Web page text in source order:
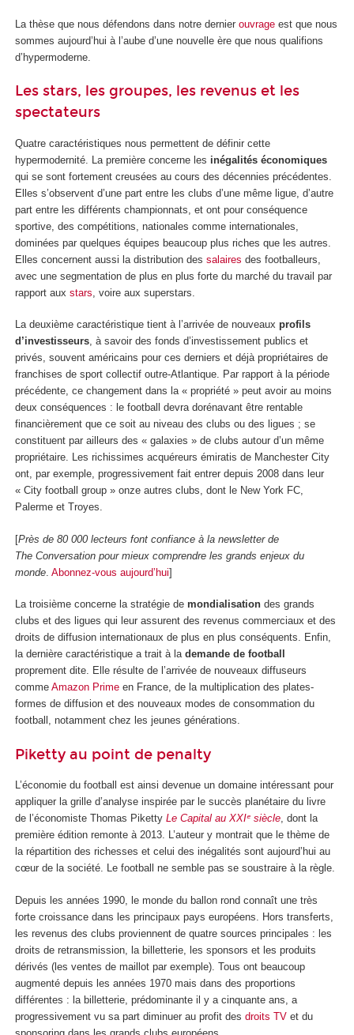
La thèse que nous défendons dans notre dernier ouvrage est que nous
sommes aujourd’hui à l’aube d’une nouvelle ère que nous qualifions
d’hypermoderne.
Les stars, les groupes, les revenus et les
spectateurs
Quatre caractéristiques nous permettent de définir cette
hypermodernité. La première concerne les inégalités économiques
qui se sont fortement creusées au cours des décennies précédentes.
Elles s’observent d’une part entre les clubs d’une même ligue, d’autre
part entre les différents championnats, et ont pour conséquence
sportive, des compétitions, nationales comme internationales,
dominées par quelques équipes beaucoup plus riches que les autres.
Elles concernent aussi la distribution des salaires des footballeurs,
avec une segmentation de plus en plus forte du marché du travail par
rapport aux stars , voire aux superstars.
La deuxième caractéristique tient à l’arrivée de nouveaux profils
d’investisseurs, à savoir des fonds d’investissement publics et
privés, souvent américains pour ces derniers et déjà propriétaires de
franchises de sport collectif outre-Atlantique. Par rapport à la période
précédente, ce changement dans la « propriété » peut avoir au moins
deux conséquences : le football devra dorénavant être rentable
financièrement que ce soit au niveau des clubs ou des ligues ; se
constituent par ailleurs des « galaxies » de clubs autour d’un même
propriétaire. Les richissimes acquéreurs émiratis de Manchester City
ont, par exemple, progressivement fait entrer depuis 2008 dans leur
« City football group » onze autres clubs, dont le New York FC,
Palerme et Troyes.
[Près de 80 000 lecteurs font confiance à la newsletter de
The Conversation pour mieux comprendre les grands enjeux du
monde Abonnez-vous aujourd’hui]
La troisième concerne la stratégie de mondialisation des grands
clubs et des ligues qui leur assurent des revenus commerciaux et des
droits de diffusion internationaux de plus en plus conséquents. Enfin,
la dernière caractéristique a trait à la demande de football
proprement dite. Elle résulte de l’arrivée de nouveaux diffuseurs
comme Amazon Prime en France, de la multiplication des plates-
formes de diffusion et des nouveaux modes de consommation du
football, notamment chez les jeunes générations.
Piketty au point de penalty
L’économie du football est ainsi devenue un domaine intéressant pour
appliquer la grille d’analyse inspirée par le succès planétaire du livre
de l’économiste Thomas Piketty Le Capital au XXIᵉ siècle, dont la
première édition remonte à 2013. L’auteur y montrait que le thème de
la répartition des richesses et celui des inégalités sont aujourd’hui au
cœur de la société. Le football ne semble pas se soustraire à la règle.
Depuis les années 1990, le monde du ballon rond connaît une très
forte croissance dans les principaux pays européens. Hors transferts,
les revenus des clubs proviennent de quatre sources principales : les
droits de retransmission, la billetterie, les sponsors et les produits
dérivés (les ventes de maillot par exemple). Tous ont beaucoup
augmenté depuis les années 1970 mais dans des proportions
différentes : la billetterie, prédominante il y a cinquante ans, a
progressivement vu sa part diminuer au profit des droits TV et du
sponsoring dans les grands clubs européens.